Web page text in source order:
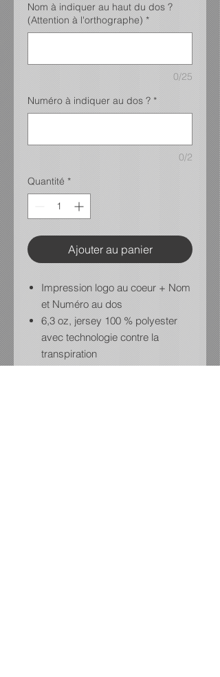
Nom à indiquer au haut du dos ?
(Attention à l'orthographe) *
0/25
Numéro à indiquer au dos ? *
0/2
Quantité *
Ajouter au panier
Impression logo au coeur + Nom
et Numéro au dos
6,3 oz, jersey 100 % polyester
avec technologie contre la
transpiration
Coutures latérales